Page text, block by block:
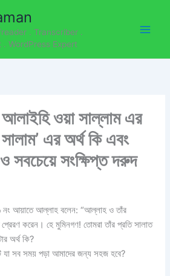
. Transcriber .
. WordPress Expert
আলাইহি ওয়া সাল্লাম এর
এর অর্থ কি এবং
সবচেয়ে সংক্ষিপ্ত দরুদ
আয়াতে আল্লাহ বলেন: “আল্লাহ ও তাঁর
করেন। হে মুমিনগণ! তোমরা তাঁর প্রতি সালাত
অর্থ কি?
যা সব সময় পড়া আমাদের জন্য সহজ হবে?